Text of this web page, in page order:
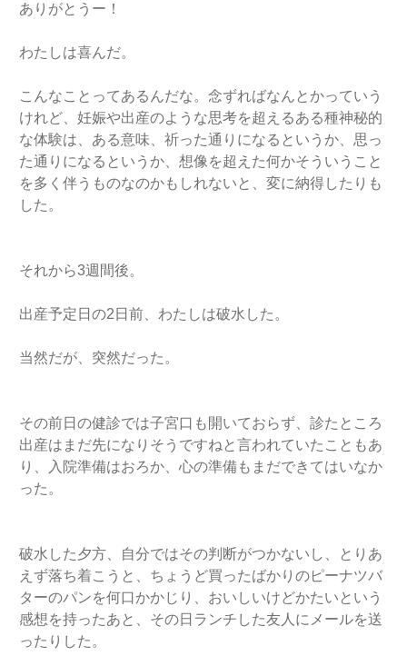
ありがとうー！
わたしは喜んだ。
こんなことってあるんだな。念ずればなんとかっていう
けれど、妊娠や出産のような思考を超えるある種神秘的
な体験は、ある意味、祈った通りになるというか、思っ
た通りになるというか、想像を超えた何かそういうこと
を多く伴うものなのかもしれないと、変に納得したりも
した。
それから3週間後。
出産予定日の2日前、わたしは破水した。
当然だが、突然だった。
その前日の健診では子宮口も開いておらず、診たところ
出産はまだ先になりそうですねと言われていたこともあ
り、入院準備はおろか、心の準備もまだできてはいなか
った。
破水した夕方、自分ではその判断がつかないし、とりあ
えず落ち着こうと、ちょうど買ったばかりのピーナツバ
ターのパンを何口かかじり、おいしいけどかたいという
感想を持ったあと、その日ランチした友人にメールを送
ったりした。